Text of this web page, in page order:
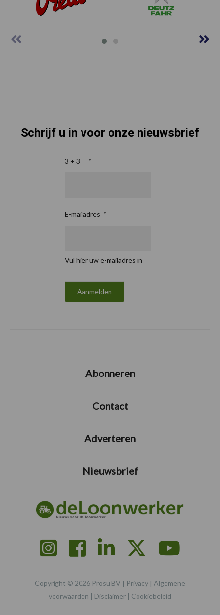
Schrijf u in voor onze nieuwsbrief
3 + 3 = *
E-mailadres *
Vul hier uw e-mailadres in
Abonneren
Contact
Adverteren
Nieuwsbrief
Copyright © 2026 Prosu BV | Privacy | Algemene
voorwaarden | Disclaimer | Cookiebeleid